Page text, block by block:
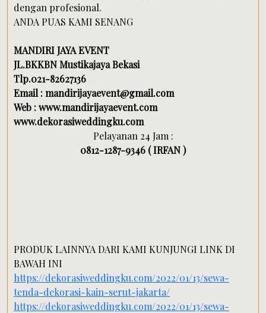
dengan profesional.
ANDA PUAS KAMI SENANG
MANDIRI JAYA EVENT
JL.BKKBN Mustikajaya Bekasi
Tlp.021-82627136
Email : mandirijayaevent@gmail.com
Web : www.mandirijayaevent.com
www.dekorasiweddingku.com
Pelayanan 24 Jam :
0812-1287-9346 ( IRFAN )
PRODUK LAINNYA DARI KAMI KUNJUNGI LINK DI
BAWAH INI
https://dekorasiweddingku.com/2022/01/13/sewa-
tenda-dekorasi-kain-serut-jakarta/
https://dekorasiweddingku.com/2022/01/13/sewa-